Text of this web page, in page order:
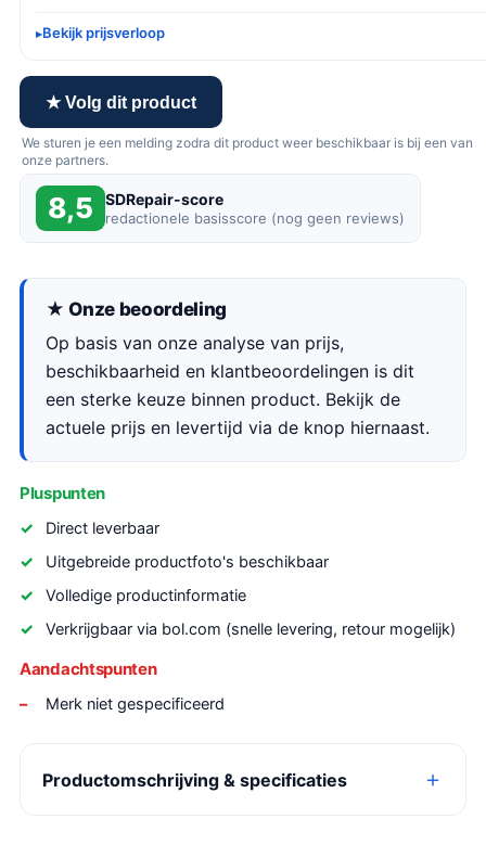
Bekijk prijsverloop
★ Volg dit product
We sturen je een melding zodra dit product weer beschikbaar is bij een van
onze partners.
8,5 SDRepair-score
redactionele basisscore (nog geen reviews)
★ Onze beoordeling
Op basis van onze analyse van prijs,
beschikbaarheid en klantbeoordelingen is dit
een sterke keuze binnen product. Bekijk de
actuele prijs en levertijd via de knop hiernaast.
Pluspunten
Direct leverbaar
Uitgebreide productfoto's beschikbaar
Volledige productinformatie
Verkrijgbaar via bol.com (snelle levering, retour mogelijk)
Aandachtspunten
Merk niet gespecificeerd
Productomschrijving & specificaties